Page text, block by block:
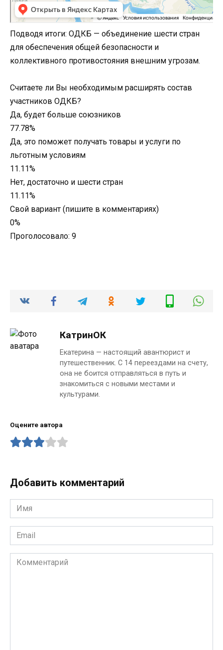
Подводя итоги: ОДКБ — объединение шести стран
для обеспечения общей безопасности и
коллективного противостояния внешним угрозам.
Считаете ли Вы необходимым расширять состав
участников ОДКБ?
Да, будет больше союзников
77.78%
Да, это поможет получать товары и услуги по
льготным условиям
11.11%
Нет, достаточно и шести стран
11.11%
Свой вариант (пишите в комментариях)
0%
Проголосовало: 9
КатринОК
Екатерина — настоящий авантюрист и
путешественник. С 14 переездами на счету,
она не боится отправляться в путь и
знакомиться с новыми местами и
культурами.
Оцените автора
Добавить комментарий
Имя
*
Email
*
Комментарий